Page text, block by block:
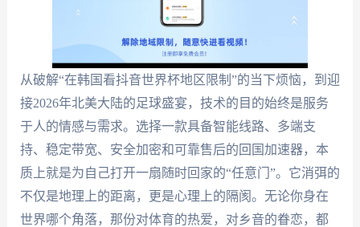
从破解“在韩国看抖音世界杯地区限制”的当下烦恼，到迎
接2026年北美大陆的足球盛宴，技术的目的始终是服务
于人的情感与需求。选择一款具备智能线路、多端支
持、稳定带宽、安全加密和可靠售后的回国加速器，本
质上就是为自己打开一扇随时回家的“任意门”。它消弭的
不仅是地理上的距离，更是心理上的隔阂。无论你身在
世界哪个角落，那份对体育的热爱，对乡音的眷恋，都